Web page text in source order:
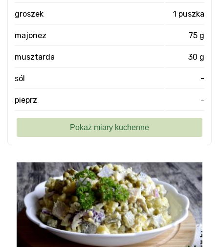
groszek 1 puszka
majonez 75 g
musztarda 30 g
sól -
pieprz -